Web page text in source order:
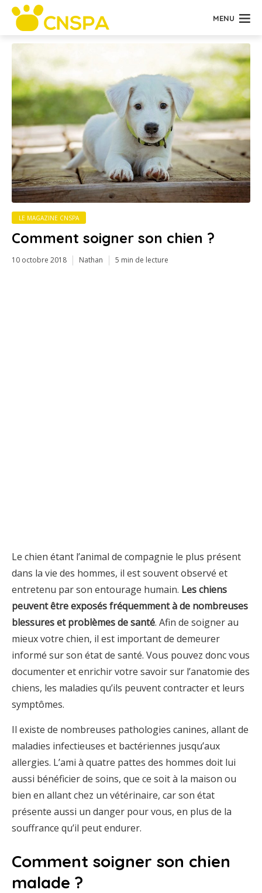
MENU
LE MAGAZINE CNSPA
Comment soigner son chien ?
10 octobre 2018 Nathan 5 min de lecture
Le chien étant l’animal de compagnie le plus présent
dans la vie des hommes, il est souvent observé et
entretenu par son entourage humain. Les chiens
peuvent être exposés fréquemment à de nombreuses
blessures et problèmes de santé. Afin de soigner au
mieux votre chien, il est important de demeurer
informé sur son état de santé. Vous pouvez donc vous
documenter et enrichir votre savoir sur l’anatomie des
chiens, les maladies qu’ils peuvent contracter et leurs
symptômes.
Il existe de nombreuses pathologies canines, allant de
maladies infectieuses et bactériennes jusqu’aux
allergies. L’ami à quatre pattes des hommes doit lui
aussi bénéficier de soins, que ce soit à la maison ou
bien en allant chez un vétérinaire, car son état
présente aussi un danger pour vous, en plus de la
souffrance qu’il peut endurer.
Comment soigner son chien
malade ?